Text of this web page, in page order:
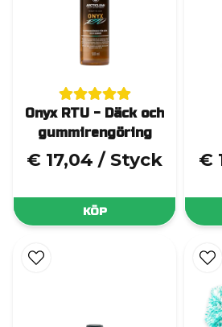
Onyx RTU - Däck och
gummirengöring
€ 17,04 / Styck
KÖP
€